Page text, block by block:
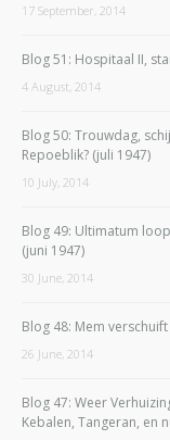
17 September, 2014
Blog 51: Hospitaal II,
4 August, 2014
Blog 50: Trouwdag,
Repoeblik? (juli 1947)
10 July, 2014
Blog 49: Ultimatum
(juni 1947)
30 June, 2014
Blog 48: Mem
26 June, 2014
Blog 47: Weer
Kebalen, Tangeran, en